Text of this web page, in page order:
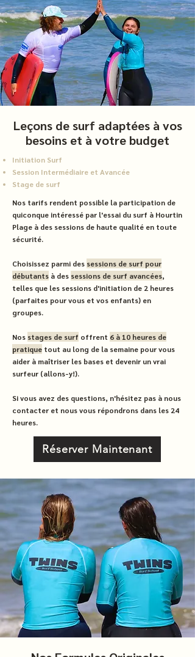
Leçons de surf adaptées à vos
besoins et à votre budget
Initiation Surf
Session Intermédiaire et Avancée
Stage de surf
Nos tarifs rendent possible la participation de
quiconque intéressé par l'essai du surf à Hourtin
Plage à des sessions de haute qualité en toute
sécurité.
Choisissez parmi des sessions de surf pour
débutants à des sessions de surf avancées,
telles que les sessions d'initiation de 2 heures
(parfaites pour vous et vos enfants) en
groupes.
Nos stages de surf offrent 6 à 10 heures de
pratique tout au long de la semaine pour vous
aider à maîtriser les bases et devenir un vrai
surfeur (allons-y!).
Si vous avez des questions, n'hésitez pas à nous
contacter et nous vous répondrons dans les 24
heures.
Réserver Maintenant